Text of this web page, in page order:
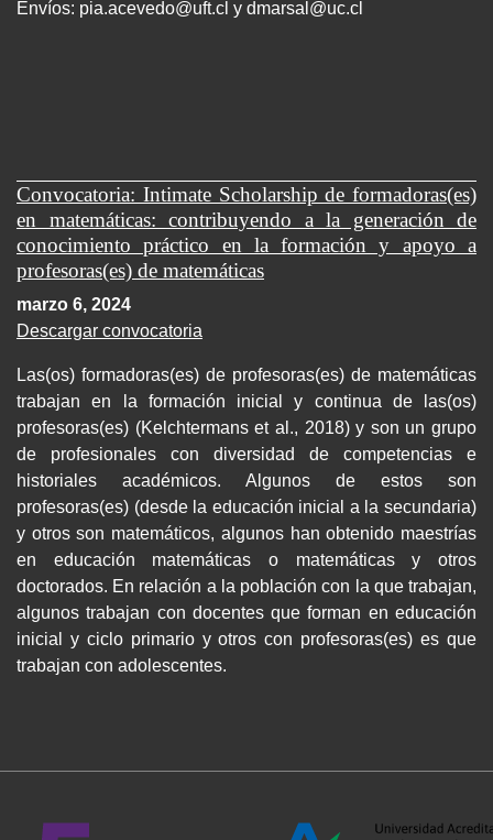
Envíos: pia.acevedo@uft.cl y dmarsal@uc.cl
Convocatoria: Intimate Scholarship de formadoras(es)
en matemáticas: contribuyendo a la generación de
conocimiento práctico en la formación y apoyo a
profesoras(es) de matemáticas
marzo 6, 2024
Descargar convocatoria
Las(os) formadoras(es) de profesoras(es) de matemáticas
trabajan en la formación inicial y continua de las(os)
profesoras(es) (Kelchtermans et al., 2018) y son un grupo
de profesionales con diversidad de competencias e
historiales académicos. Algunos de estos son
profesoras(es) (desde la educación inicial a la secundaria)
y otros son matemáticos, algunos han obtenido maestrías
en educación matemáticas o matemáticas y otros
doctorados. En relación a la población con la que trabajan,
algunos trabajan con docentes que forman en educación
inicial y ciclo primario y otros con profesoras(es) es que
trabajan con adolescentes.